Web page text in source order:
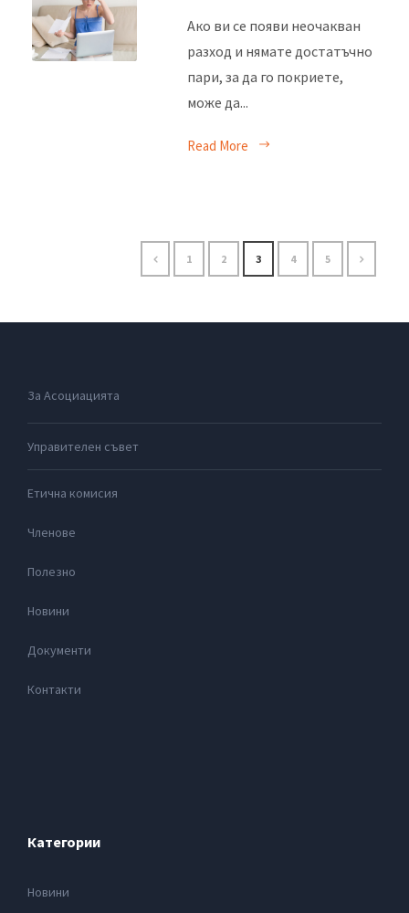
Ако ви се появи неочакван
разход и нямате достатъчно
пари, за да го покриете,
може да...
Read More
1 2 3 4 5
За Асоциацията
Управителен съвет
Етична комисия
Членове
Полезно
Новини
Документи
Контакти
Категории
Новини